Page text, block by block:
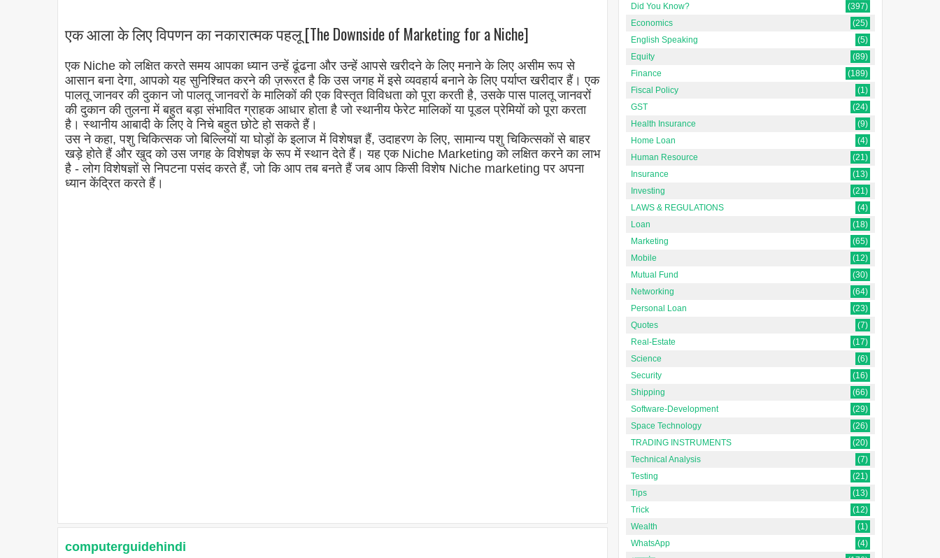
एक आला के लिए विपणन का नकारात्मक पहलू [The Downside of Marketing for a Niche]
एक Niche को लक्षित करते समय आपका ध्यान उन्हें ढूंढना और उन्हें आपसे खरीदने के लिए मनाने के लिए असीम रूप से
आसान बना देगा, आपको यह सुनिश्चित करने की ज़रूरत है कि उस जगह में इसे व्यवहार्य बनाने के लिए पर्याप्त खरीदार हैं। एक
पालतू जानवर की दुकान जो पालतू जानवरों के मालिकों की एक विस्तृत विविधता को पूरा करती है, उसके पास पालतू जानवरों
की दुकान की तुलना में बहुत बड़ा संभावित ग्राहक आधार होता है जो स्थानीय फेरेट मालिकों या पूडल प्रेमियों को पूरा करता
है। स्थानीय आबादी के लिए वे निचे बहुत छोटे हो सकते हैं।
उस ने कहा, पशु चिकित्सक जो बिल्लियों या घोड़ों के इलाज में विशेषज्ञ हैं, उदाहरण के लिए, सामान्य पशु चिकित्सकों से बाहर
खड़े होते हैं और खुद को उस जगह के विशेषज्ञ के रूप में स्थान देते हैं। यह एक Niche Marketing को लक्षित करने का लाभ
है - लोग विशेषज्ञों से निपटना पसंद करते हैं, जो कि आप तब बनते हैं जब आप किसी विशेष Niche marketing पर अपना
ध्यान केंद्रित करते हैं।
computerguidehindi
Did You Know?
(397)
Economics
(25)
English Speaking
(5)
Equity
(89)
Finance
(189)
Fiscal Policy
(1)
GST
(24)
Health Insurance
(9)
Home Loan
(4)
Human Resource
(21)
Insurance
(13)
Investing
(21)
LAWS & REGULATIONS
(4)
Loan
(18)
Marketing
(65)
Mobile
(12)
Mutual Fund
(30)
Networking
(64)
Personal Loan
(23)
Quotes
(7)
Real-Estate
(17)
Science
(6)
Security
(16)
Shipping
(66)
Software-Development
(29)
Space Technology
(26)
TRADING INSTRUMENTS
(20)
Technical Analysis
(7)
Testing
(21)
Tips
(13)
Trick
(12)
Wealth
(1)
WhatsApp
(4)